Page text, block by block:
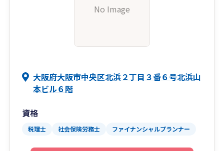
No Image
大阪府大阪市中央区北浜２丁目３番６号北浜山
本ビル６階
資格
税理士 社会保険労務士 ファイナンシャルプランナー